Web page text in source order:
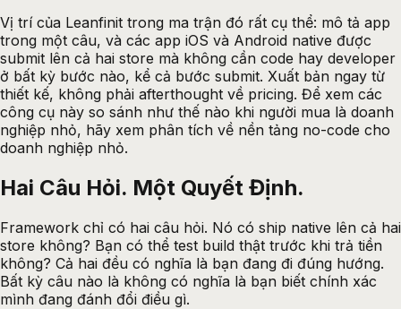
Vị trí của Leanfinit trong ma trận đó rất cụ thể: mô tả app
trong một câu, và các app iOS và Android native được
submit lên cả hai store mà không cần code hay developer
ở bất kỳ bước nào, kể cả bước submit. Xuất bản ngay từ
thiết kế, không phải afterthought về pricing. Để xem các
công cụ này so sánh như thế nào khi người mua là doanh
nghiệp nhỏ, hãy xem phân tích về nền tảng no-code cho
doanh nghiệp nhỏ.
Hai Câu Hỏi. Một Quyết Định.
Framework chỉ có hai câu hỏi. Nó có ship native lên cả hai
store không? Bạn có thể test build thật trước khi trả tiền
không? Cả hai đều có nghĩa là bạn đang đi đúng hướng.
Bất kỳ câu nào là không có nghĩa là bạn biết chính xác
mình đang đánh đổi điều gì.